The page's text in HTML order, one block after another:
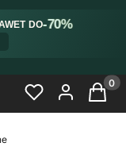
DO-70%